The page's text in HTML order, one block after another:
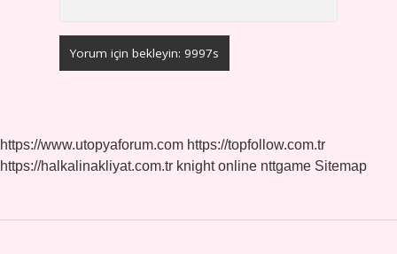
https://www.utopyaforum.com https://topfollow.com.tr
https://halkalinakliyat.com.tr knight online nttgame Sitemap